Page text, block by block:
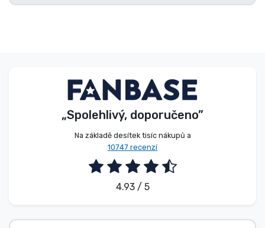
„Spolehlivý, doporučeno”
Na základě desítek tisíc nákupů a
10747 recenzí
4.93 / 5